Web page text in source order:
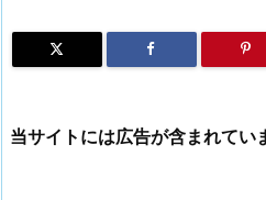
当サイトには広告が含まれてい